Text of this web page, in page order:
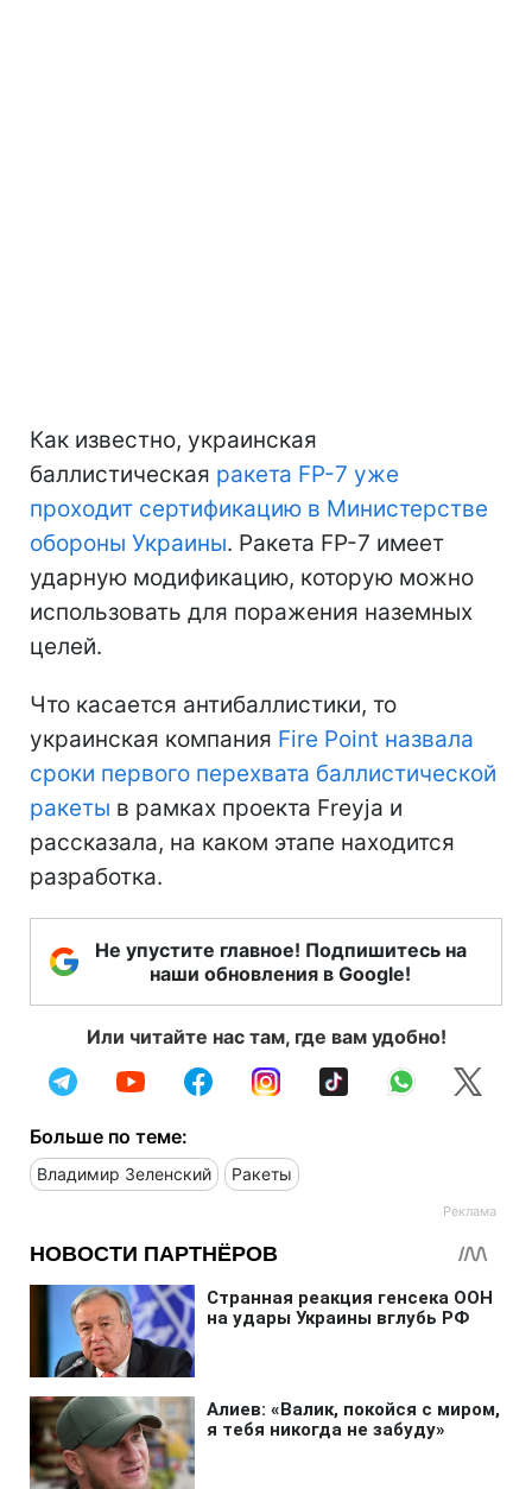
Как известно, украинская
баллистическая ракета FP-7 уже
проходит сертификацию в Министерстве
обороны Украины. Ракета FP-7 имеет
ударную модификацию, которую можно
использовать для поражения наземных
целей.
Что касается антибаллистики, то
украинская компания Fire Point назвала
сроки первого перехвата баллистической
ракеты в рамках проекта Freyja и
рассказала, на каком этапе находится
разработка.
Не упустите главное! Подпишитесь на
наши обновления в Google!
Или читайте нас там, где вам удобно!
Больше по теме:
Владимир Зеленский Ракеты